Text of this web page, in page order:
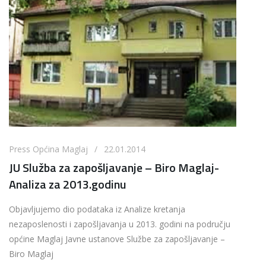
Press Općina Maglaj / 22.01.2014
JU Služba za zapošljavanje – Biro Maglaj-
Analiza za 2013.godinu
Objavljujemo dio podataka iz Analize kretanja
nezaposlenosti i zapošljavanja u 2013. godini na području
općine Maglaj Javne ustanove Službe za zapošljavanje –
Biro Maglaj